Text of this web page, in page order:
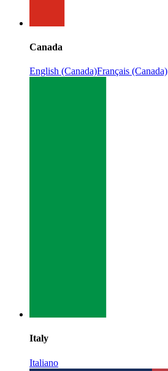
Canada
English (Canada)Français (Canada)
Italy
Italiano